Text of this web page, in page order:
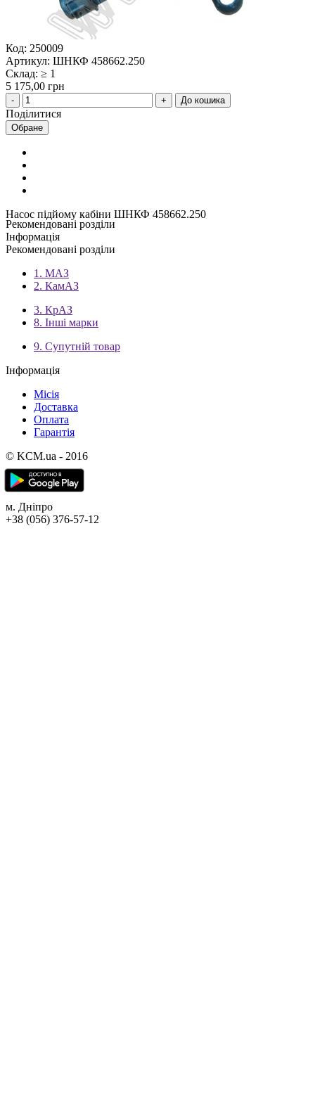
Код: 250009
Артикул: ШНКФ 458662.250
Склад: ≥ 1
5 175,00 грн
До кошика
Поділитися
Обране
Насос підйому кабіни ШНКФ 458662.250
Рекомендовані розділи
Інформація
Рекомендовані розділи
1. МАЗ
2. КамАЗ
3. КрАЗ
8. Інші марки
9. Супутній товар
Інформація
Місія
Доставка
Оплата
Гарантія
© KCM.ua - 2016
м. Дніпро
+38 (056) 376-57-12